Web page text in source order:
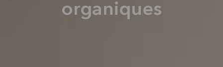
organiques